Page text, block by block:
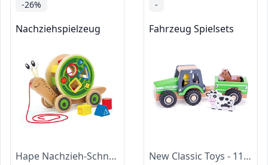
-26%
Nachziehspielzeug
Hape Nachzieh-Schnecke - Nachziehspielzeug aus Holz, mit abnehmbarem Schneckenhaus und Buntem Formensortierer, Motorikspielzeug, fördert Bewegung, Koordination und erstes Rollenspiel, ab 12 Monaten
-
Fahrzeug Spielsets
New Classic Toys - 11941 - Spielfahrzeuge - Traktor mit Anhänger, grün